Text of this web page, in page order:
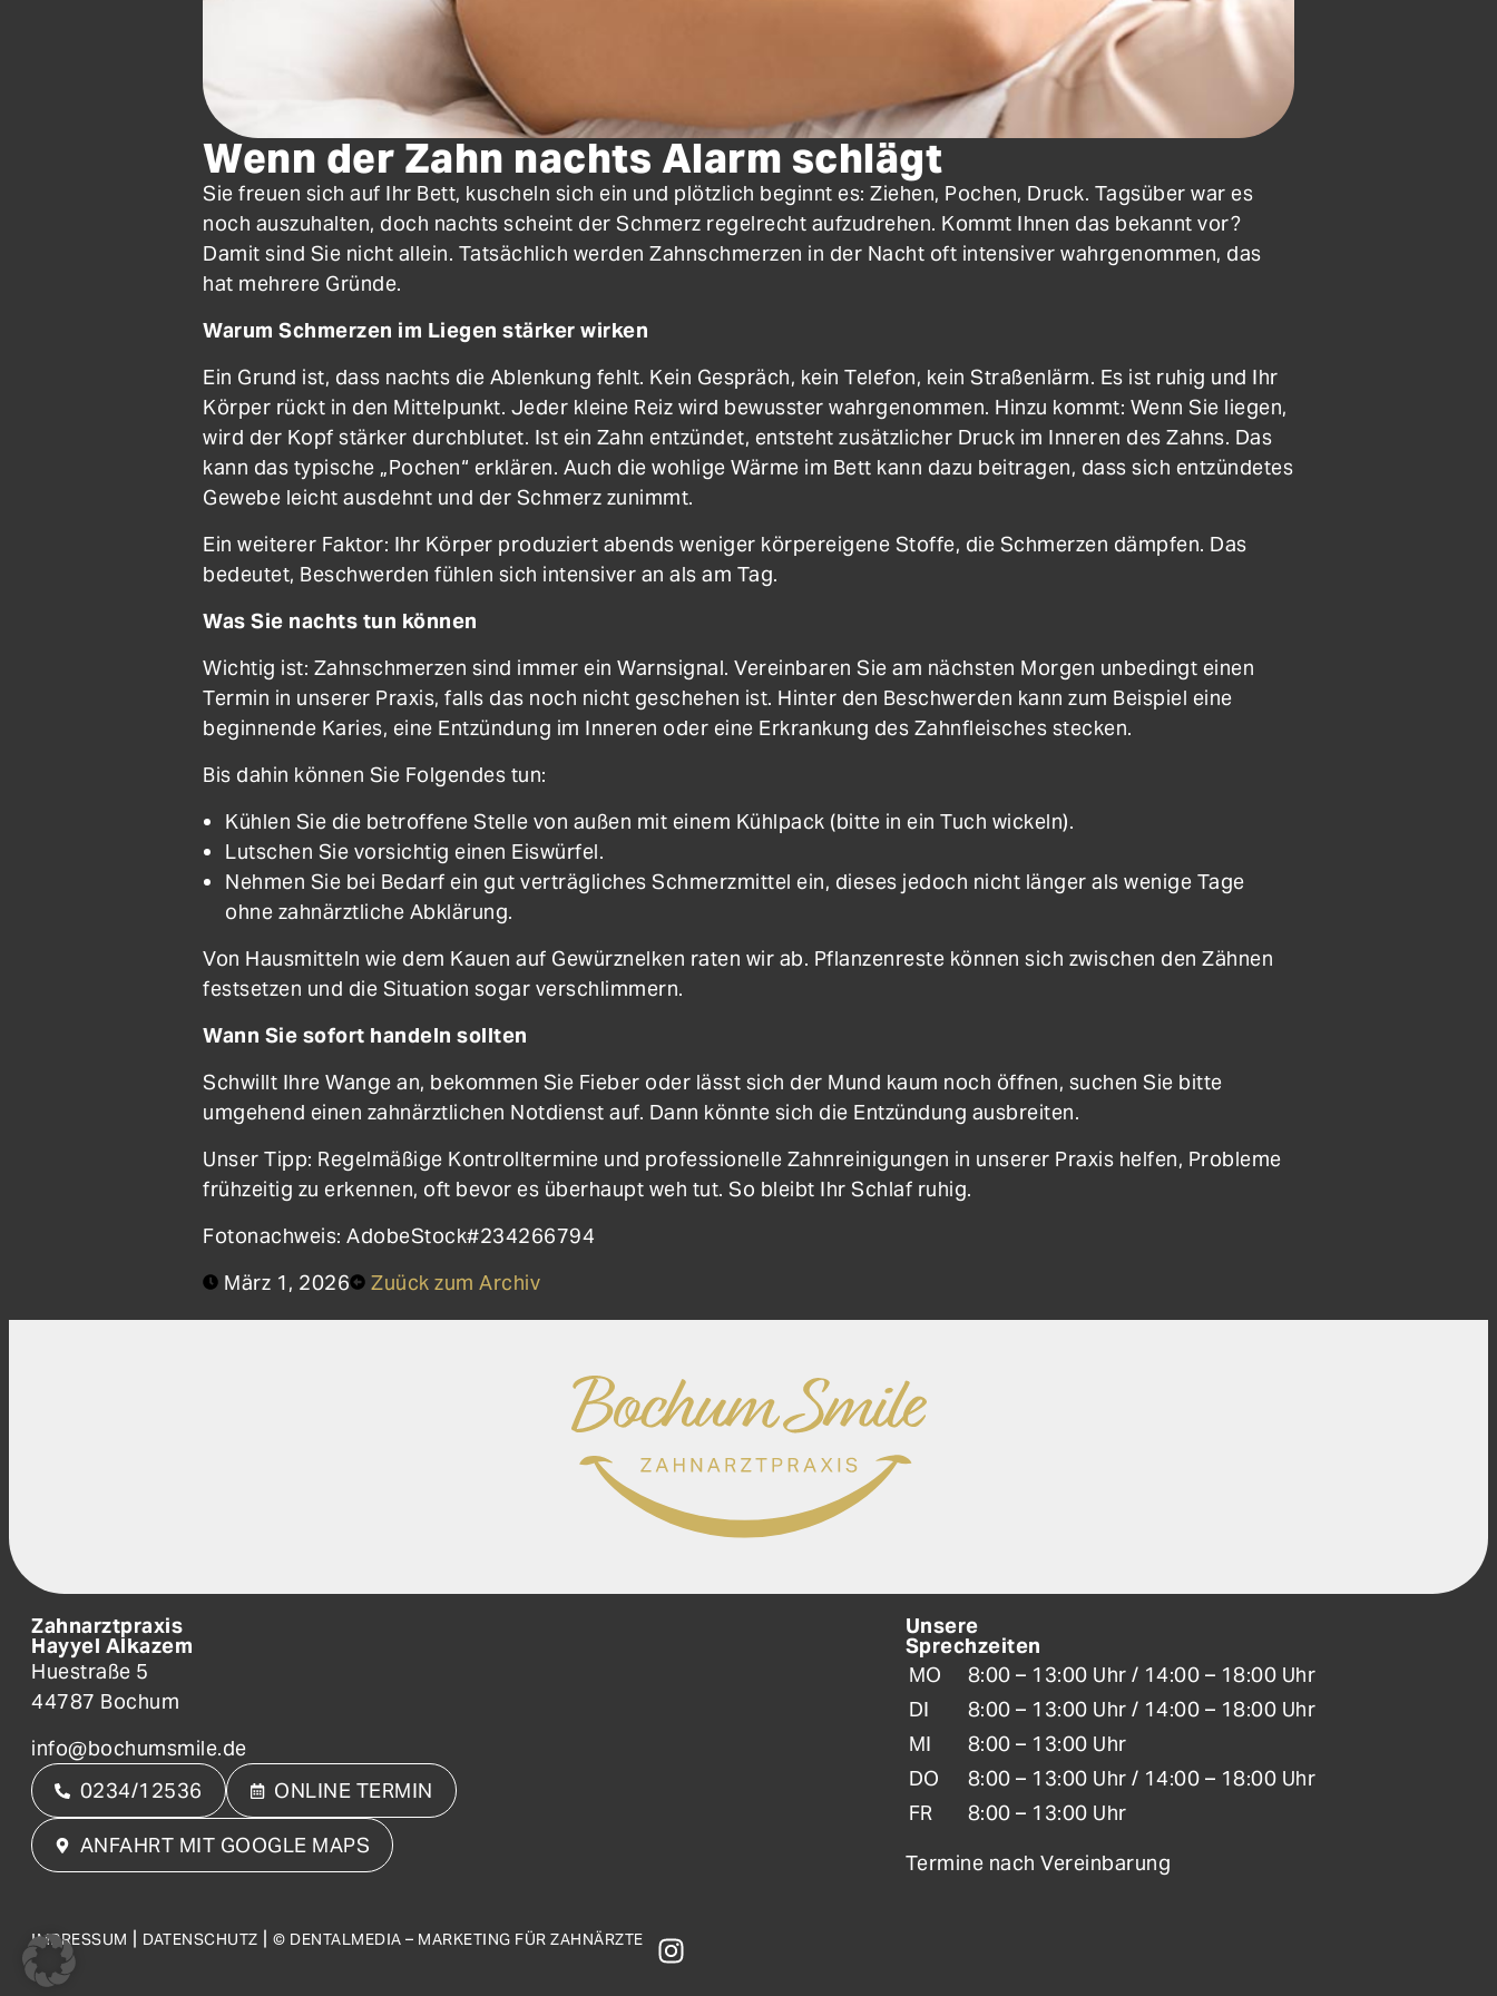
Wenn der Zahn nachts Alarm schlägt
Sie freuen sich auf Ihr Bett, kuscheln sich ein und plötzlich beginnt es: Ziehen, Pochen, Druck. Tagsüber war es
noch auszuhalten, doch nachts scheint der Schmerz regelrecht aufzudrehen. Kommt Ihnen das bekannt vor?
Damit sind Sie nicht allein. Tatsächlich werden Zahnschmerzen in der Nacht oft intensiver wahrgenommen, das
hat mehrere Gründe.
Warum Schmerzen im Liegen stärker wirken
Ein Grund ist, dass nachts die Ablenkung fehlt. Kein Gespräch, kein Telefon, kein Straßenlärm. Es ist ruhig und Ihr
Körper rückt in den Mittelpunkt. Jeder kleine Reiz wird bewusster wahrgenommen. Hinzu kommt: Wenn Sie liegen,
wird der Kopf stärker durchblutet. Ist ein Zahn entzündet, entsteht zusätzlicher Druck im Inneren des Zahns. Das
kann das typische „Pochen“ erklären. Auch die wohlige Wärme im Bett kann dazu beitragen, dass sich entzündetes
Gewebe leicht ausdehnt und der Schmerz zunimmt.
Ein weiterer Faktor: Ihr Körper produziert abends weniger körpereigene Stoffe, die Schmerzen dämpfen. Das
bedeutet, Beschwerden fühlen sich intensiver an als am Tag.
Was Sie nachts tun können
Wichtig ist: Zahnschmerzen sind immer ein Warnsignal. Vereinbaren Sie am nächsten Morgen unbedingt einen
Termin in unserer Praxis, falls das noch nicht geschehen ist. Hinter den Beschwerden kann zum Beispiel eine
beginnende Karies, eine Entzündung im Inneren oder eine Erkrankung des Zahnfleisches stecken.
Bis dahin können Sie Folgendes tun:
Kühlen Sie die betroffene Stelle von außen mit einem Kühlpack (bitte in ein Tuch wickeln).
Lutschen Sie vorsichtig einen Eiswürfel.
Nehmen Sie bei Bedarf ein gut verträgliches Schmerzmittel ein, dieses jedoch nicht länger als wenige Tage
ohne zahnärztliche Abklärung.
Von Hausmitteln wie dem Kauen auf Gewürznelken raten wir ab. Pflanzenreste können sich zwischen den Zähnen
festsetzen und die Situation sogar verschlimmern.
Wann Sie sofort handeln sollten
Schwillt Ihre Wange an, bekommen Sie Fieber oder lässt sich der Mund kaum noch öffnen, suchen Sie bitte
umgehend einen zahnärztlichen Notdienst auf. Dann könnte sich die Entzündung ausbreiten.
Unser Tipp: Regelmäßige Kontrolltermine und professionelle Zahnreinigungen in unserer Praxis helfen, Probleme
frühzeitig zu erkennen, oft bevor es überhaupt weh tut. So bleibt Ihr Schlaf ruhig.
Fotonachweis: AdobeStock#234266794
März 1, 2026
Zuück zum Archiv
Zahnarztpraxis
Hayyel Alkazem
Huestraße 5
44787 Bochum
info@bochumsmile.de
0234/12536
ONLINE TERMIN
ANFAHRT MIT GOOGLE MAPS
Unsere
Sprechzeiten
MO
8:00 – 13:00 Uhr / 14:00 – 18:00 Uhr
DI
8:00 – 13:00 Uhr / 14:00 – 18:00 Uhr
MI
8:00 – 13:00 Uhr
DO
8:00 – 13:00 Uhr / 14:00 – 18:00 Uhr
FR
8:00 – 13:00 Uhr
Termine nach Vereinbarung
IMPRESSUM | DATENSCHUTZ | © DENTALMEDIA – MARKETING FÜR ZAHNÄRZTE